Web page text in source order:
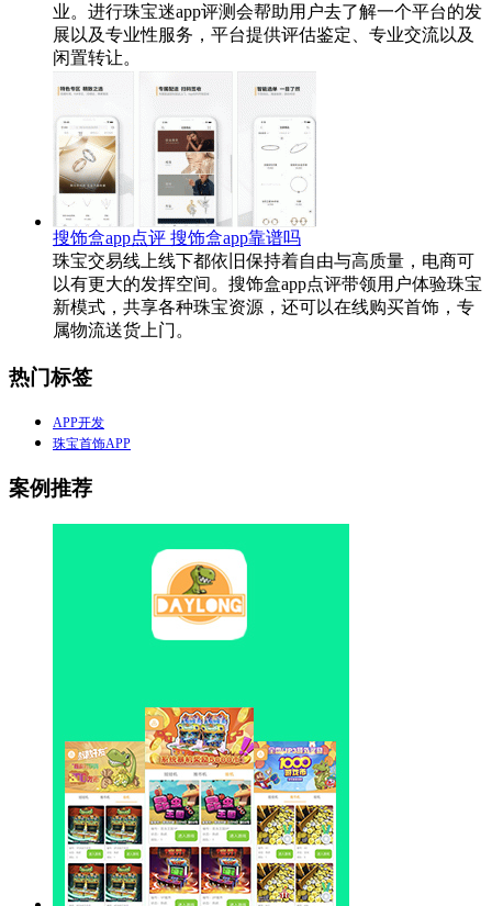
业。进行珠宝迷app评测会帮助用户去了解一个平台的发
展以及专业性服务，平台提供评估鉴定、专业交流以及
闲置转让。
搜饰盒app点评 搜饰盒app靠谱吗
珠宝交易线上线下都依旧保持着自由与高质量，电商可
以有更大的发挥空间。搜饰盒app点评带领用户体验珠宝
新模式，共享各种珠宝资源，还可以在线购买首饰，专
属物流送货上门。
热门标签
APP开发
珠宝首饰APP
案例推荐